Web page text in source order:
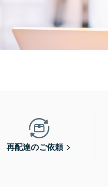
再配達のご依頼